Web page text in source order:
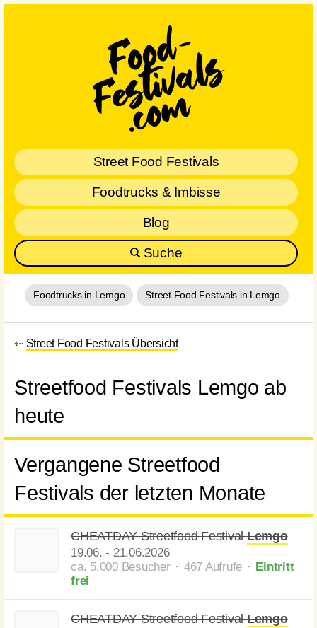
Street Food Festivals
Foodtrucks & Imbisse
Blog
Suche
Foodtrucks in Lemgo Street Food Festivals in Lemgo
⇠ Street Food Festivals Übersicht
Streetfood Festivals Lemgo ab
heute
Vergangene Streetfood
Festivals der letzten Monate
CHEATDAY Streetfood FestivalLemgo
19.06. - 21.06.2026
ca. 5.000 Besucher ⬝ 467 Aufrufe ⬝ Eintritt
frei
CHEATDAY Streetfood FestivalLemgo